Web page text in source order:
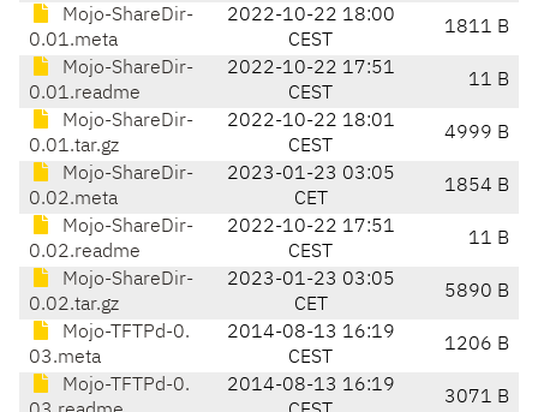
Mojo-ShareDir-
0.01.meta
2022-10-22 18:00
CEST
1811 B
Mojo-ShareDir-
0.01.readme
2022-10-22 17:51
CEST
11 B
Mojo-ShareDir-
0.01.tar.gz
2022-10-22 18:01
CEST
4999 B
Mojo-ShareDir-
0.02.meta
2023-01-23 03:05
CET
1854 B
Mojo-ShareDir-
0.02.readme
2022-10-22 17:51
CEST
11 B
Mojo-ShareDir-
0.02.tar.gz
2023-01-23 03:05
CET
5890 B
Mojo-TFTPd-0.
03.meta
2014-08-13 16:19
CEST
1206 B
Mojo-TFTPd-0.
2014-08-13 16:19
3071 B